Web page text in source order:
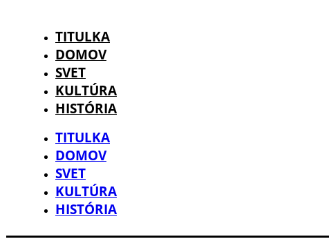
TITULKA
DOMOV
SVET
KULTÚRA
HISTÓRIA
TITULKA
DOMOV
SVET
KULTÚRA
HISTÓRIA